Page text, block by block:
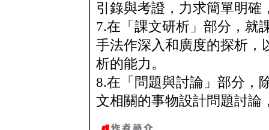
引錄與考證，力求簡單明確
7.在「課文研析」部分，就
手法作深入和廣度的探析，
析的能力。
8.在「問題與討論」部分，
文相關的事物設計問題討論